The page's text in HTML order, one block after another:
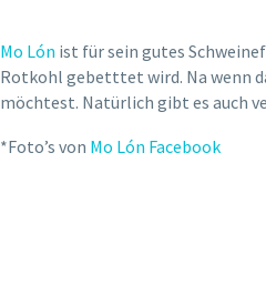
Mo Lón ist für sein gutes
Rotkohl gebetttet wird. Na wenn
möchtest. Natürlich gibt es auch
*Foto’s von Mo Lón Facebook